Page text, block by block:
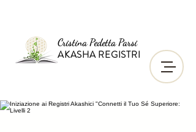
Cristina Pedetta Parsi
AKASHA REGISTRI